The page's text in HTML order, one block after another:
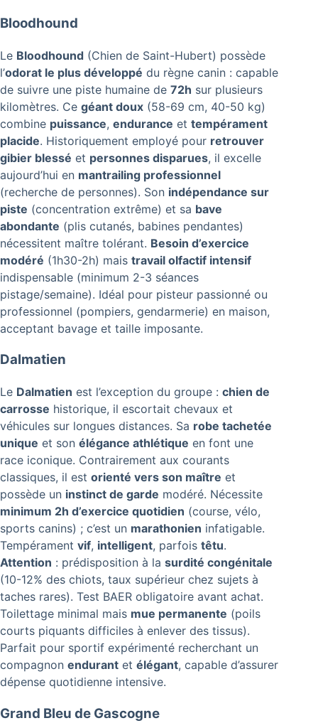
Bloodhound
Le Bloodhound (Chien de Saint-Hubert) possède
l’odorat le plus développé du règne canin : capable
de suivre une piste humaine de 72h sur plusieurs
kilomètres. Ce géant doux (58-69 cm, 40-50 kg)
combine puissance, endurance et tempérament
placide. Historiquement employé pour retrouver
gibier blessé et personnes disparues, il excelle
aujourd’hui en mantrailing professionnel
(recherche de personnes). Son indépendance sur
piste (concentration extrême) et sa bave
abondante (plis cutanés, babines pendantes)
nécessitent maître tolérant. Besoin d’exercice
modéré (1h30-2h) mais travail olfactif intensif
indispensable (minimum 2-3 séances
pistage/semaine). Idéal pour pisteur passionné ou
professionnel (pompiers, gendarmerie) en maison,
acceptant bavage et taille imposante.
Dalmatien
Le Dalmatien est l’exception du groupe : chien de
carrosse historique, il escortait chevaux et
véhicules sur longues distances. Sa robe tachetée
unique et son élégance athlétique en font une
race iconique. Contrairement aux courants
classiques, il est orienté vers son maître et
possède un instinct de garde modéré. Nécessite
minimum 2h d’exercice quotidien (course, vélo,
sports canins) ; c’est un marathonien infatigable.
Tempérament vif, intelligent, parfois têtu.
Attention : prédisposition à la surdité congénitale
(10-12% des chiots, taux supérieur chez sujets à
taches rares). Test BAER obligatoire avant achat.
Toilettage minimal mais mue permanente (poils
courts piquants difficiles à enlever des tissus).
Parfait pour sportif expérimenté recherchant un
compagnon endurant et élégant, capable d’assurer
dépense quotidienne intensive.
Grand Bleu de Gascogne